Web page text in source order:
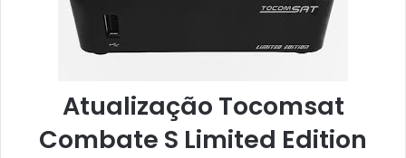
Atualização Tocomsat
Combate S Limited Edition